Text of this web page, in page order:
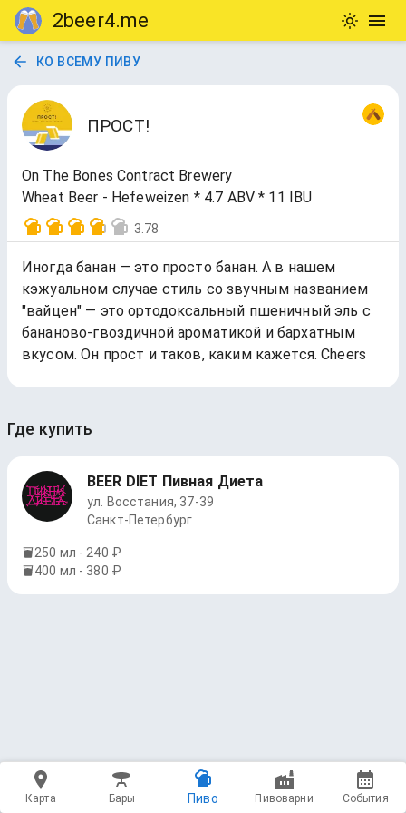
2beer4.me
КО ВСЕМУ ПИВУ
ПРОСТ!
On The Bones Contract Brewery
Wheat Beer - Hefeweizen * 4.7 ABV * 11 IBU
3.78
Иногда банан — это просто банан. А в нашем
кэжуальном случае стиль со звучным названием
"вайцен" — это ортодоксальный пшеничный эль с
бананово-гвоздичной ароматикой и бархатным
вкусом. Он прост и таков, каким кажется. Cheers
Где купить
BEER DIET Пивная Диета
ул. Восстания, 37-39
Санкт-Петербург
250 мл - 240 ₽
400 мл - 380 ₽
Карта Бары Пиво Пивоварни События